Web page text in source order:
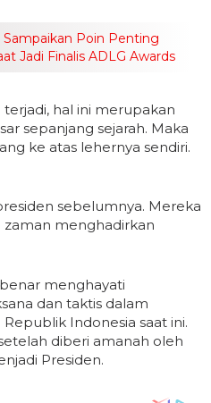
Sampaikan Poin Penting
Jadi Finalis ADLG Awards
terjadi, hal ini merupakan
sepanjang sejarah. Maka
ke atas lehernya sendiri.
sebelumnya. Mereka
menghadirkan
menghayati
dan taktis dalam
Indonesia saat ini.
diberi amanah oleh
Presiden.